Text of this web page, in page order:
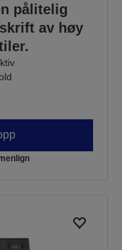
pålitelig
av høy